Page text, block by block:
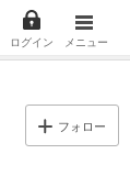
ログイン メニュー
フォロー